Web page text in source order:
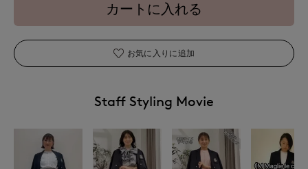
カートに入れる
お気に入りに追加
Staff Styling Movie